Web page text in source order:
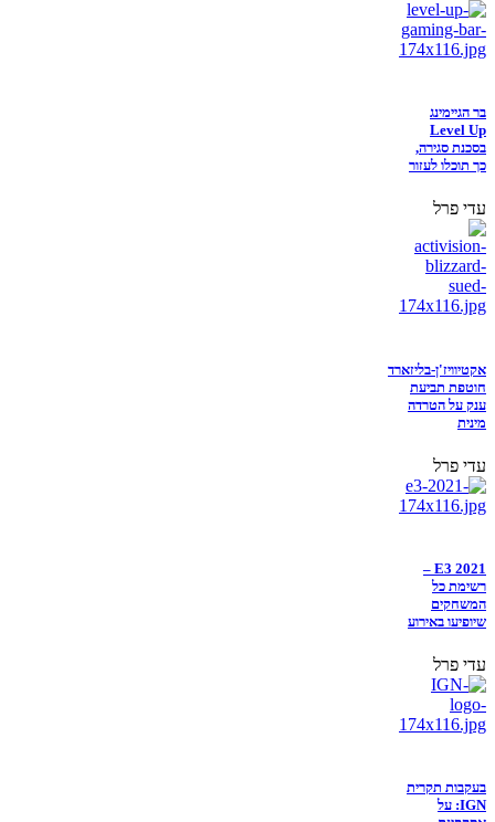
בר הגיימינג
Level Up
בסכנת סגירה,
כך תוכלו לעזור
עדי פרל
אקטיוויז'ן-בליזארד
חוטפת תביעת
ענק על הטרדה
מינית
עדי פרל
E3 2021 –
רשימת כל
המשחקים
שיופיעו באירוע
עדי פרל
בעקבות תקרית
IGN: על